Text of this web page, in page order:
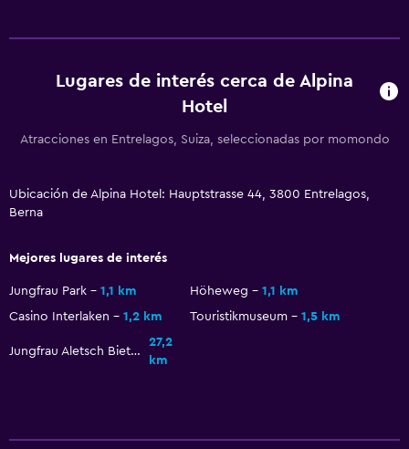
Aire libre
Jardín
Comedor
Almuerzos para llevar
Salud y seguridad
Botiquín de primeros auxilios
Estacionamiento gratuito
Lugares de interés cerca de Alpina
Hotel
Atracciones en Entrelagos, Suiza, seleccionadas por momondo
Ubicación de Alpina Hotel: Hauptstrasse 44, 3800 Entrelagos,
Berna
Mejores lugares de interés
Jungfrau Park 1,1 km Höheweg
1,1 km
Casino Interlaken
1,2 km Touristikmuseum 1,5 km
Jungfrau Aletsch Bietschhorn Glacier
27,2
km